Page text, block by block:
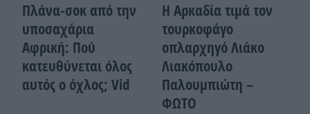
Πλάνα-σοκ από την
υποσαχάρια
Αφρική: Πού
κατευθύνεται όλος
αυτός ο όχλος; Vid
Η Αρκαδία τιμά τον
τουρκοφάγο
οπλαρχηγό Λιάκο
Λιακόπουλο
Παλουμπιώτη –
ΦΩΤΟ